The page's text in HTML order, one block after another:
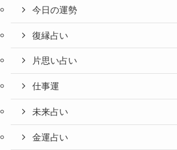
今日の運勢
復縁占い
片思い占い
仕事運
未来占い
金運占い